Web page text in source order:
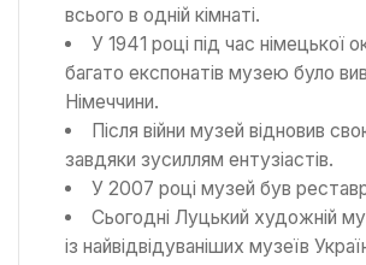
всього в одній кімнаті.
У 1941 році під час німецької
багато експонатів музею було
Німеччини.
Після війни музей відновив
завдяки зусиллям ентузіастів.
У 2007 році музей був
Сьогодні Луцький художній
із найвідвідуваніших музеїв